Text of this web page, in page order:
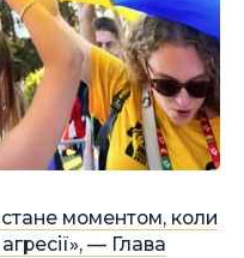
моментом, коли
— Глава